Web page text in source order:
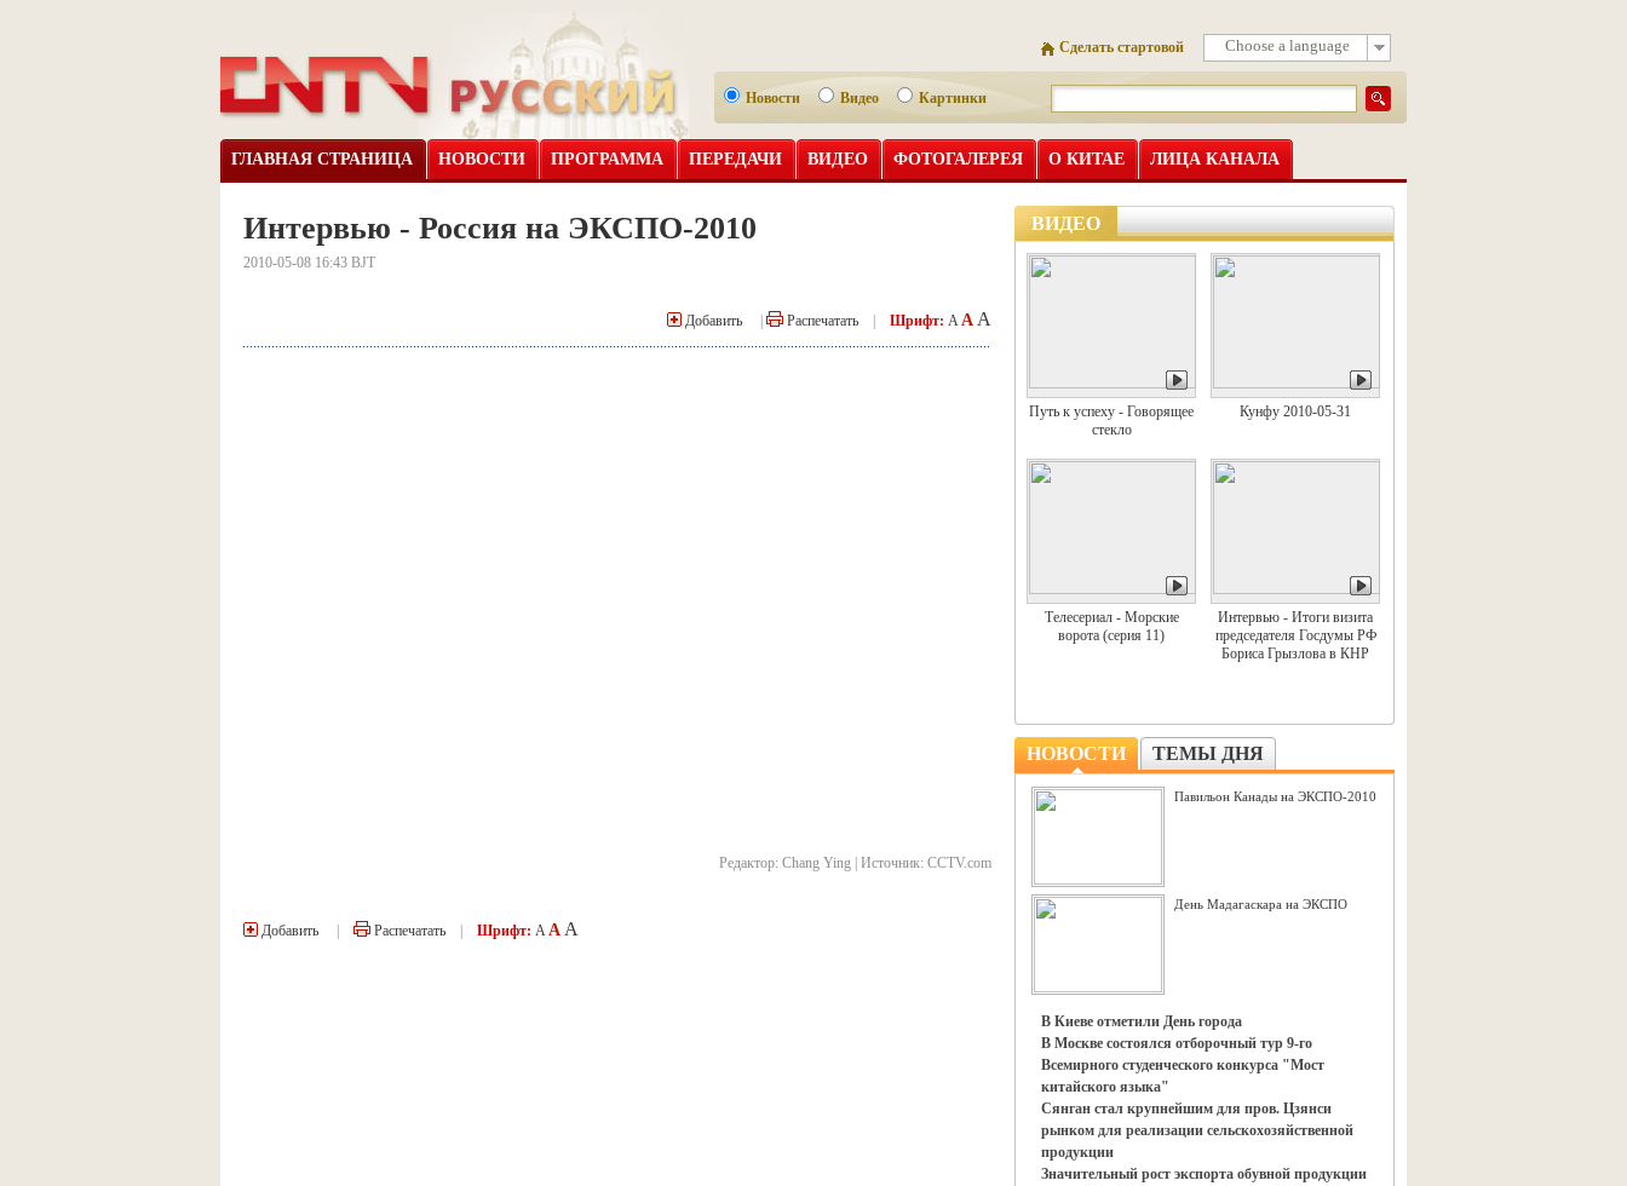
Choose a language
Сделать стартовой
Новости Видео Картинки
ГЛАВНАЯ СТРАНИЦА НОВОСТИ ПРОГРАММА ПЕРЕДАЧИ ВИДЕО ФОТОГАЛЕРЕЯ О КИТАЕ ЛИЦА КАНАЛА
Интервью - Россия на ЭКСПО-2010
2010-05-08 16:43 BJT
Добавить Распечатать Шрифт: A A A
Редактор: Chang Ying | Источник: CCTV.com
Добавить Распечатать Шрифт: A A A
ВИДЕО
Путь к успеху - Говорящее
стекло
Кунфу 2010-05-31
Телесериал - Морские
ворота (серия 11)
Интервью - Итоги визита
председателя Госдумы РФ
Бориса Грызлова в КНР
НОВОСТИ ТЕМЫ ДНЯ
Павильон Канады на ЭКСПО-2010
День Мадагаскара на ЭКСПО
В Киеве отметили День города
В Москве состоялся отборочный тур 9-го
Всемирного студенческого конкурса "Мост
китайского языка"
Сянган стал крупнейшим для пров. Цзянси
рынком для реализации сельскохозяйственной
продукции
Значительный рост экспорта обувной продукции